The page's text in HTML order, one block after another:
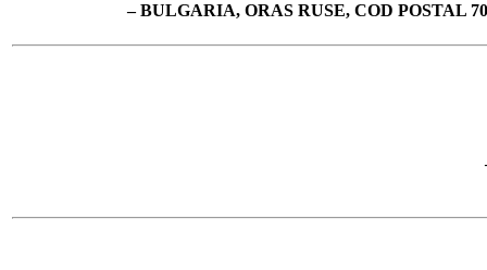
– BULGARIA, ORAS RUSE, COD POSTAL